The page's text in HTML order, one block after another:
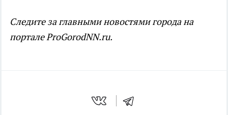
Следите за главными новостями города на
порталеProGorodNN.ru.